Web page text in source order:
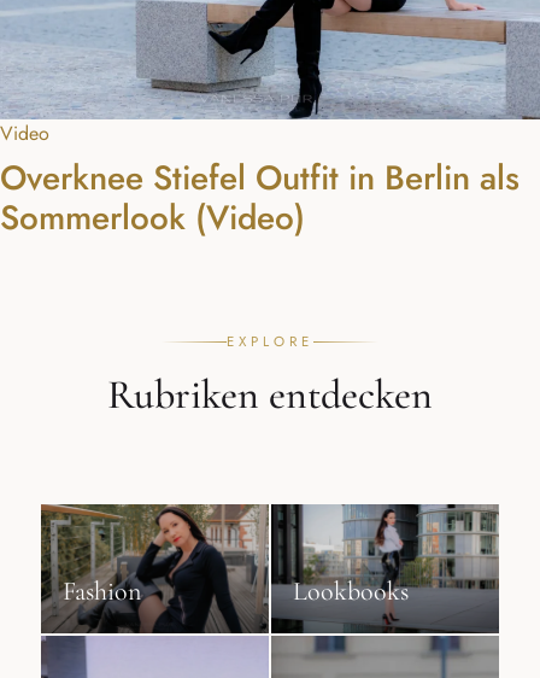
Video
Overknee Stiefel Outfit in Berlin als
Sommerlook (Video)
EXPLORE
Rubriken entdecken
Fashion Lookbooks